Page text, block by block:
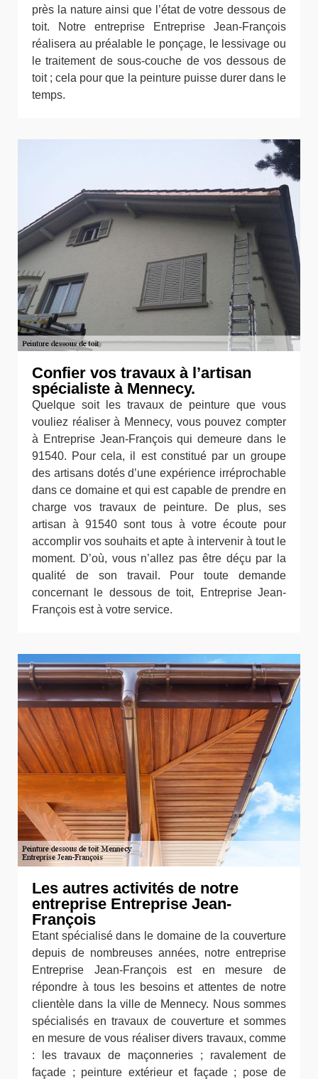
près la nature ainsi que l’état de votre dessous de
toit. Notre entreprise Entreprise Jean-François
réalisera au préalable le ponçage, le lessivage ou
le traitement de sous-couche de vos dessous de
toit ; cela pour que la peinture puisse durer dans le
temps.
Confier vos travaux à l’artisan
spécialiste à Mennecy.
Quelque soit les travaux de peinture que vous
vouliez réaliser à Mennecy, vous pouvez compter
à Entreprise Jean-François qui demeure dans le
91540. Pour cela, il est constitué par un groupe
des artisans dotés d’une expérience irréprochable
dans ce domaine et qui est capable de prendre en
charge vos travaux de peinture. De plus, ses
artisan à 91540 sont tous à votre écoute pour
accomplir vos souhaits et apte à intervenir à tout le
moment. D’où, vous n’allez pas être déçu par la
qualité de son travail. Pour toute demande
concernant le dessous de toit, Entreprise Jean-
François est à votre service.
Les autres activités de notre
entreprise Entreprise Jean-
François
Etant spécialisé dans le domaine de la couverture
depuis de nombreuses années, notre entreprise
Entreprise Jean-François est en mesure de
répondre à tous les besoins et attentes de notre
clientèle dans la ville de Mennecy. Nous sommes
spécialisés en travaux de couverture et sommes
en mesure de vous réaliser divers travaux, comme
: les travaux de maçonneries ; ravalement de
façade ; peinture extérieur et façade ; pose de